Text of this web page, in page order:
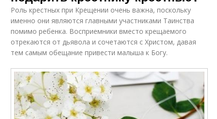
Роль крестных при Крещении очень важна, поскольку
именно они являются главными участниками Таинства
помимо ребенка. Восприемники вместо крещаемого
отрекаются от дьявола и сочетаются с Христом, давая
тем самым обещание привести малыша к Богу.